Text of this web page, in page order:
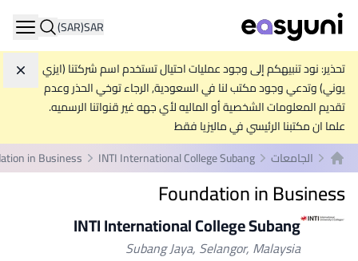
SAR
(SAR)
تحذير: نود تنبيهكم إلى وجود عمليات احتيال تستخدم اسم شركتنا (ايزي
يوني) وتدعي وجود مكتب لنا في السعودية, الرجاء توخي الحذر وعدم
تقديم المعلومات الشخصية أو الماليه لأي جهه غير قنواتنا الرسميه.
علما ان مكتبنا الرئيسي في ماليزيا فقط
الصفحة الرئيسية
الجامعات INTI International College Subang
in Business
Foundation in Business
INTI International College Subang
Subang Jaya, Selangor, Malaysia